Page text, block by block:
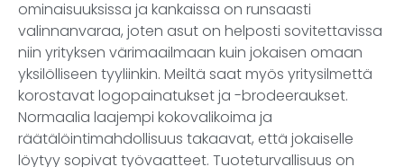
ominaisuuksissa ja kankaissa on runsaasti
valinnanvaraa, joten asut on helposti sovitettavissa
niin yrityksen värimaailmaan kuin jokaisen omaan
yksilölliseen tyyliinkin. Meiltä saat myös yritysilmettä
korostavat logopainatukset ja -brodeeraukset.
Normaalia laajempi kokovalikoima ja
räätälöintimahdollisuus takaavat, että jokaiselle
löytyy sopivat työvaatteet. Tuoteturvallisuus on